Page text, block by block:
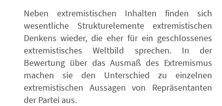
Neben extremistischen Inhalten finden sich
wesentliche Strukturelemente extremistischen
Denkens wieder, die eher für ein geschlossenes
extremistisches Weltbild sprechen. In der
Bewertung über das Ausmaß des Extremismus
machen sie den Unterschied zu einzelnen
extremistischen Aussagen von Repräsentanten
der Partei aus.